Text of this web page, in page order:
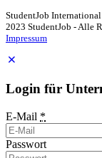
StudentJob
2023 StudentJob - Alle
Impressum
Login für
E-Mail *
Passwort